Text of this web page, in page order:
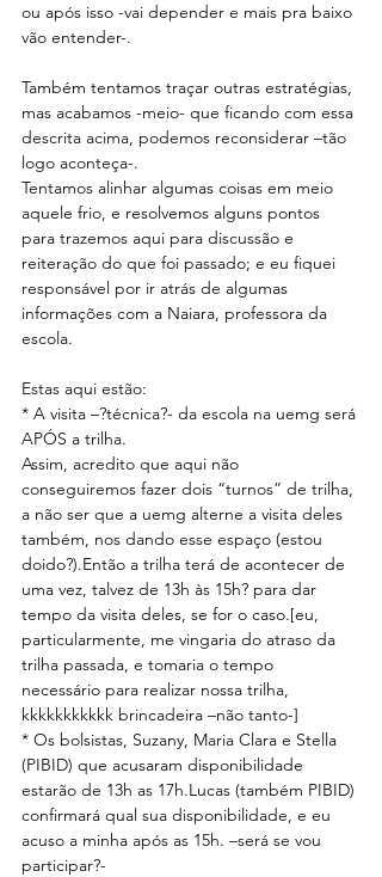
ou após isso -vai depender e mais pra baixo
vão entender-.
Também tentamos traçar outras estratégias,
mas acabamos -meio- que ficando com essa
descrita acima, podemos reconsiderar –tão
logo aconteça-.
Tentamos alinhar algumas coisas em meio
aquele frio, e resolvemos alguns pontos
para trazemos aqui para discussão e
reiteração do que foi passado; e eu fiquei
responsável por ir atrás de algumas
informações com a Naiara, professora da
escola.
Estas aqui estão:
* A visita –?técnica?- da escola na uemg será
APÓS a trilha.
Assim, acredito que aqui não
conseguiremos fazer dois “turnos” de trilha,
a não ser que a uemg alterne a visita deles
também, nos dando esse espaço (estou
doido?).Então a trilha terá de acontecer de
uma vez, talvez de 13h às 15h? para dar
tempo da visita deles, se for o caso.[eu,
particularmente, me vingaria do atraso da
trilha passada, e tomaria o tempo
necessário para realizar nossa trilha,
kkkkkkkkkkk brincadeira –não tanto-]
* Os bolsistas, Suzany, Maria Clara e Stella
(PIBID) que acusaram disponibilidade
estarão de 13h as 17h.Lucas (também PIBID)
confirmará qual sua disponibilidade, e eu
acuso a minha após as 15h. –será se vou
participar?-